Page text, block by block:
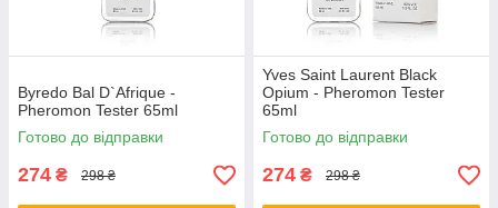
Byredo Bal D`Afrique -
Pheromon Tester 65ml
Готово до відправки
274 ₴ 298 ₴
Yves Saint Laurent Black
Opium - Pheromon Tester
65ml
Готово до відправки
274 ₴ 298 ₴